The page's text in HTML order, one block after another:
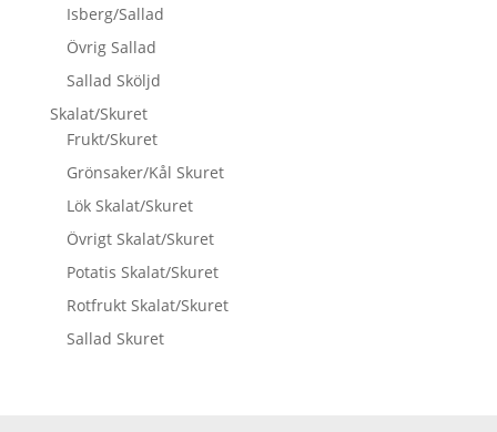
Isberg/Sallad
Övrig Sallad
Sallad Sköljd
Skalat/Skuret
Frukt/Skuret
Grönsaker/Kål Skuret
Lök Skalat/Skuret
Övrigt Skalat/Skuret
Potatis Skalat/Skuret
Rotfrukt Skalat/Skuret
Sallad Skuret